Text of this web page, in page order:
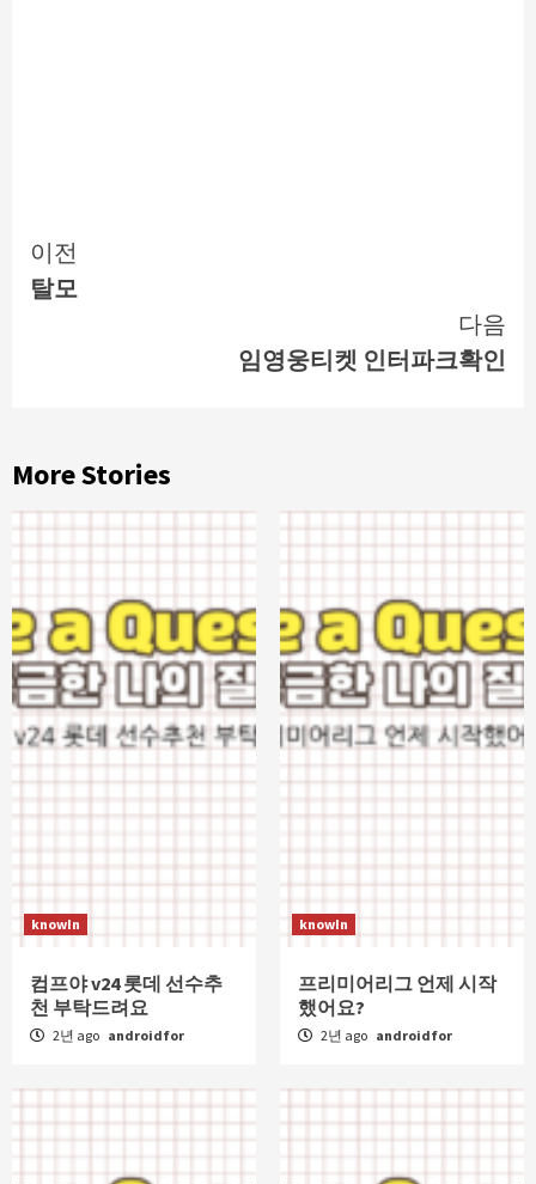
Continue
Reading
이전
탈모
다음
임영웅티켓 인터파크확인
More Stories
knowIn
컴프야 v24 롯데 선수추
천 부탁드려요
2년 ago androidfor
knowIn
프리미어리그 언제 시작
했어요?
2년 ago androidfor